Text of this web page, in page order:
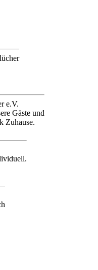
e.V.
Gäste und
Zuhause.